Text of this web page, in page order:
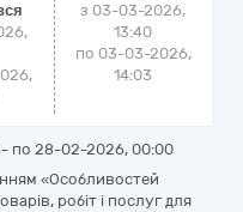
з 03-03-2026,
13:40
по 03-03-2026,
14:03
- по 28-02-2026, 00:00
«Особливостей
робіт і послуг для